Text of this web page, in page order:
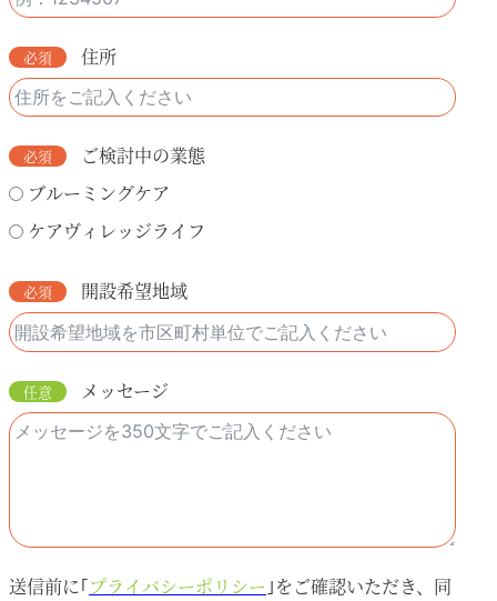
住所
ご検討中の業態
ブルーミングケア
ケアヴィレッジライフ
開設希望地域
メッセージ
送信前に｢プライバシーポリシー ｣をご確認いただき、同